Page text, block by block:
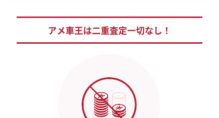
アメ車王は二重査定一切なし！